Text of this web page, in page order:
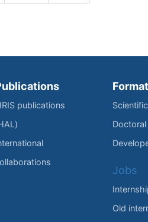
publications
Jobs
Old